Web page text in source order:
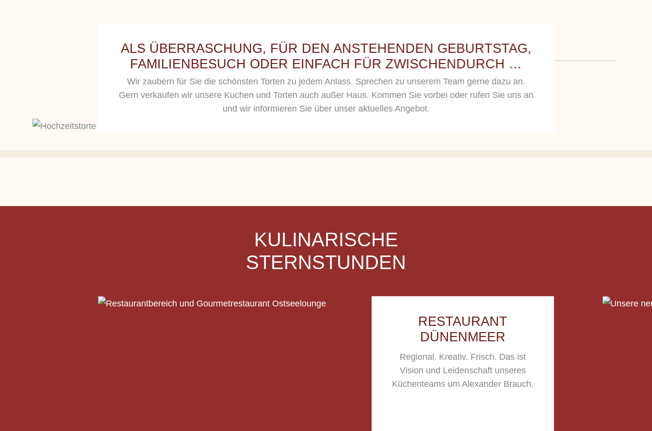
ALS ÜBERRASCHUNG, FÜR DEN ANSTEHENDEN GEBURTSTAG,
FAMILIENBESUCH ODER EINFACH FÜR ZWISCHENDURCH …
Wir zaubern für Sie die schönsten Torten zu jedem Anlass. Sprechen zu unserem Team gerne dazu an.
Gern verkaufen wir unsere Kuchen und Torten auch außer Haus. Kommen Sie vorbei oder rufen Sie uns an
und wir informieren Sie über unser aktuelles Angebot.
KULINARISCHE
STERNSTUNDEN
RESTAURANT
DÜNENMEER
Regional. Kreativ. Frisch. Das ist
Vision und Leidenschaft unseres
Küchenteams um Alexander Brauch.